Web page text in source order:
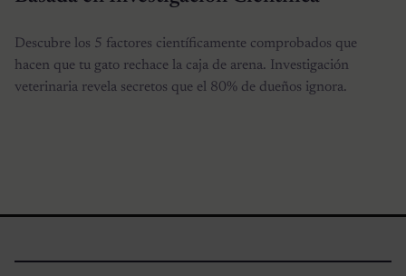
Descubre los 5 factores científicamente comprobados que
hacen que tu gato rechace la caja de arena. Investigación
veterinaria revela secretos que el 80% de dueños ignora.